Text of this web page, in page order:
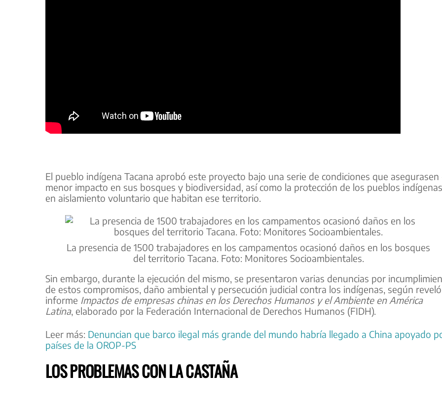
El pueblo indígena Tacana aprobó este proyecto bajo una serie de condiciones que asegurasen
menor impacto en sus bosques y biodiversidad, así como la protección de los pueblos indígenas
en aislamiento voluntario que habitan ese territorio.
La presencia de 1500 trabajadores en los campamentos ocasionó daños en los bosques
del territorio Tacana. Foto: Monitores Socioambientales.
Sin embargo, durante la ejecución del mismo, se presentaron varias denuncias por
de estos compromisos, daño ambiental y persecución judicial contra los indígenas, según
informe Impactos de empresas chinas en los Derechos Humanos y el Ambiente en América
Latina, elaborado por la Federación Internacional de Derechos Humanos (FIDH).
Leer más: Denuncian que barco ilegal más grande del mundo habría llegado a China apoyado
países de la OROP-PS
LOS PROBLEMAS CON LA CASTAÑA